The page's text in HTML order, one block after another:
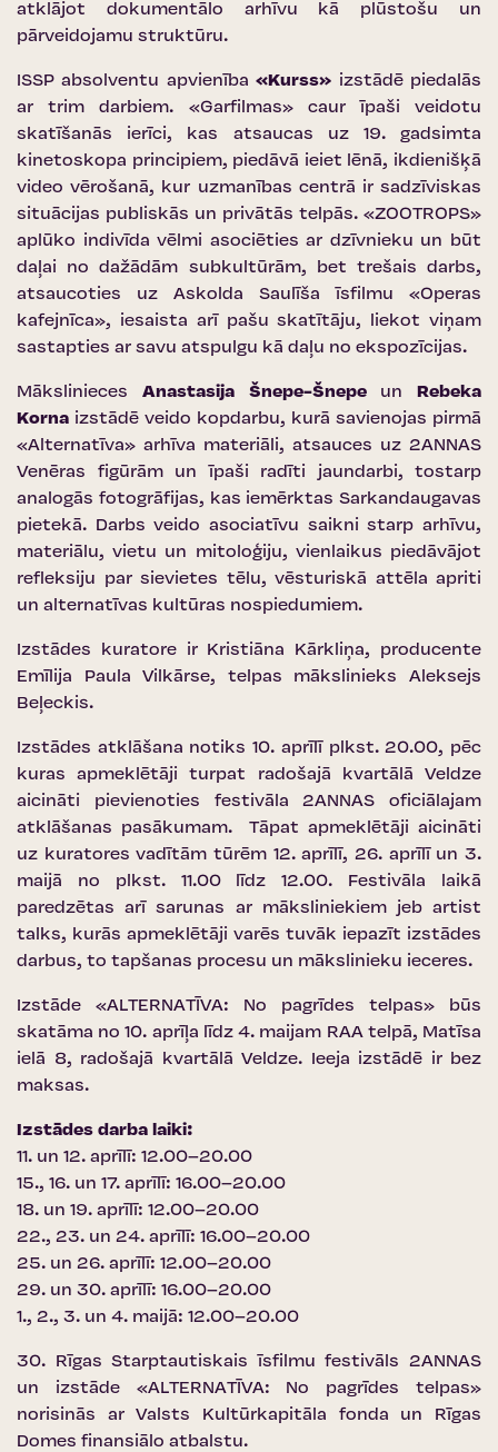
atklājot dokumentālo arhīvu kā plūstošu un
pārveidojamu struktūru.
ISSP absolventu apvienība«Kurss» izstādē piedalās
ar trim darbiem. «Garfilmas» caur īpaši veidotu
skatīšanās ierīci, kas atsaucas uz 19. gadsimta
kinetoskopa principiem, piedāvā ieiet lēnā, ikdienišķā
video vērošanā, kur uzmanības centrā ir sadzīviskas
situācijas publiskās un privātās telpās. «ZOOTROPS»
aplūko indivīda vēlmi asociēties ar dzīvnieku un būt
daļai no dažādām subkultūrām, bet trešais darbs,
atsaucoties uz Askolda Saulīša īsfilmu «Operas
kafejnīca», iesaista arī pašu skatītāju, liekot viņam
sastapties ar savu atspulgu kā daļu no ekspozīcijas.
Mākslinieces Anastasija Šnepe-Šnepeun
Rebeka
Korna izstādē veido kopdarbu, kurā savienojas pirmā
«Alternatīva» arhīva materiāli, atsauces uz 2ANNAS
Venēras figūrām un īpaši radīti jaundarbi, tostarp
analogās fotogrāfijas, kas iemērktas Sarkandaugavas
pietekā. Darbs veido asociatīvu saikni starp arhīvu,
materiālu, vietu un mitoloģiju, vienlaikus piedāvājot
refleksiju par sievietes tēlu, vēsturiskā attēla apriti
un alternatīvas kultūras nospiedumiem.
Izstādes kuratore ir Kristiāna Kārkliņa, producente
Emīlija Paula Vilkārse, telpas mākslinieks Aleksejs
Beļeckis.
Izstādes atklāšana notiks 10. aprīlī plkst. 20.00, pēc
kuras apmeklētāji turpat radošajā kvartālā Veldze
aicināti pievienoties festivāla 2ANNAS oficiālajam
atklāšanas pasākumam. Tāpat apmeklētāji aicināti
uz kuratores vadītām tūrēm 12. aprīlī, 26. aprīlī un 3.
maijā no plkst. 11.00 līdz 12.00. Festivāla laikā
paredzētas arī sarunas ar māksliniekiem jeb artist
talks, kurās apmeklētāji varēs tuvāk iepazīt izstādes
darbus, to tapšanas procesu un mākslinieku ieceres.
Izstāde «ALTERNATĪVA: No pagrīdes telpas» būs
skatāma no 10. aprīļa līdz 4. maijam RAA telpā, Matīsa
ielā 8, radošajā kvartālā Veldze. Ieeja izstādē ir bez
maksas.
Izstādes darba laiki:
11. un 12. aprīlī: 12.00–20.00
15., 16. un 17. aprīlī: 16.00–20.00
18. un 19. aprīlī: 12.00–20.00
22., 23. un 24. aprīlī: 16.00–20.00
25. un 26. aprīlī: 12.00–20.00
29. un 30. aprīlī: 16.00–20.00
1., 2., 3. un 4. maijā: 12.00–20.00
30. Rīgas Starptautiskais īsfilmu festivāls 2ANNAS
un izstāde «ALTERNATĪVA: No pagrīdes telpas»
norisinās ar Valsts Kultūrkapitāla fonda un Rīgas
Domes finansiālo atbalstu.